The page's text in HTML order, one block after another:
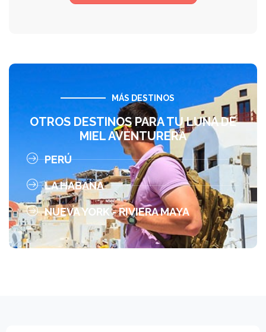
MÁS DESTINOS
OTROS DESTINOS PARA TU LUNA DE
MIEL AVENTURERA
PERÚ
LA HABANA
NUEVA YORK - RIVIERA MAYA